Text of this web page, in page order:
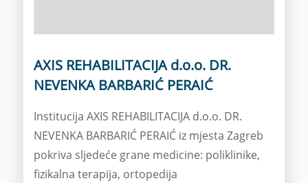
AXIS REHABILITACIJA d.o.o. DR.
NEVENKA BARBARIĆ PERAIĆ
Institucija AXIS REHABILITACIJA d.o.o. DR.
NEVENKA BARBARIĆ PERAIĆ iz mjesta Zagreb
pokriva sljedeće grane medicine: poliklinike,
fizikalna terapija, ortopedija